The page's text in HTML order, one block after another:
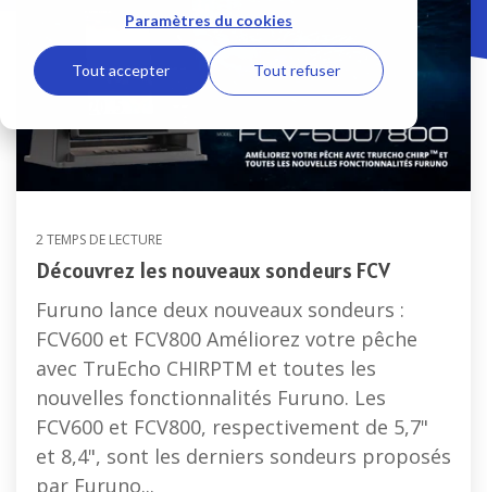
Paramètres du cookies
Tout accepter Tout refuser
multifonction
Accessoire
sondeurs
sonars
Radars
Radars
DRS
Model
Radars
TIMEZERO
Systèmes
Cartographie
marine
GPS
Antennes
et
Capteurs
GPS
Pilotes automatiques et Compas
Pilotes
Antennes
Antennes
Accessoires
Produits obsolètes
Caméras
Surveillance
Accessoires
sécurité
Capteurs et
RD
Ecrans
météo
Navtex
2 TEMPS DE LECTURE
Découvrez les nouveaux sondeurs FCV
Furuno lance deux nouveaux sondeurs :
FCV600 et FCV800 Améliorez votre pêche
avec TruEcho CHIRPTM et toutes les
nouvelles fonctionnalités Furuno. Les
FCV600 et FCV800, respectivement de 5,7"
et 8,4", sont les derniers sondeurs proposés
par Furuno...